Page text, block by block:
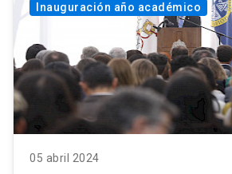
Inauguración año académico
05 abril 2024